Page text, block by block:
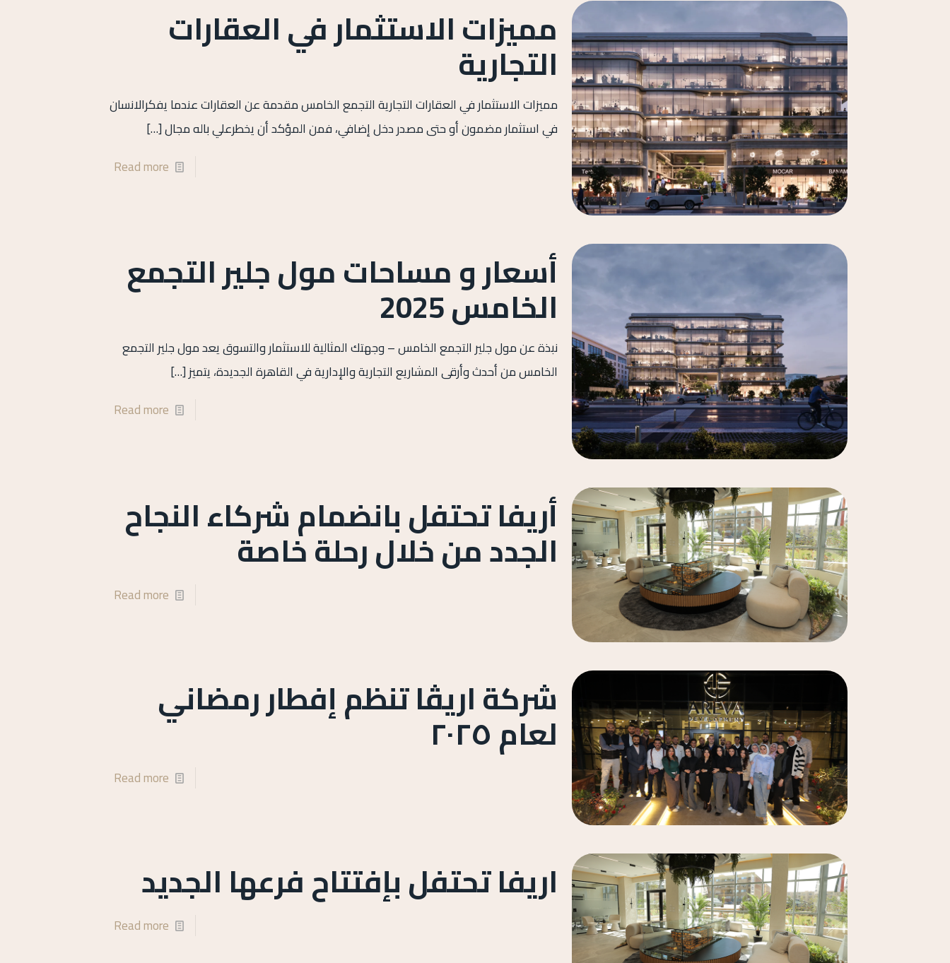
مميزات الاستثمار في العقارات
التجارية
مميزات الاستثمار في العقارات التجارية التجمع الخامس مقدمة عن العقارات عندما يفكرالانسان
في استثمار مضمون أو حتى مصدر دخل إضافي، فمن المؤكد أن يخطرعلي باله مجال[…]
Read more
أسعار و مساحات مول جلير التجمع
الخامس 2025
نبذة عن مول جلير التجمع الخامس – وجهتك المثالية للاستثمار والتسوق يعد مول جلير التجمع
الخامس من أحدث وأرقى المشاريع التجارية والإدارية في القاهرة الجديدة، يتميز[…]
Read more
أريفا تحتفل بانضمام شركاء النجاح
الجدد من خلال رحلة خاصة
Read more
شركة اريڤا تنظم إفطار رمضاني
لعام ٢٠٢٥
Read more
اريفا تحتفل بإفتتاح فرعها الجديد
Read more